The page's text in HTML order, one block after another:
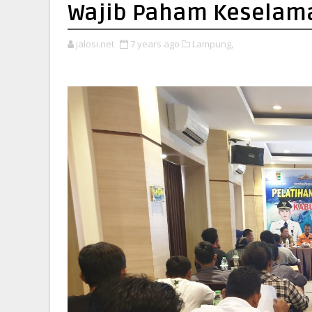
Wajib Paham
jalosi.net 7 years ago Lampung,